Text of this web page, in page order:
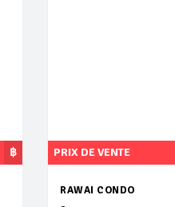
฿ PRIX DE VENTE
RAWAI CONDO